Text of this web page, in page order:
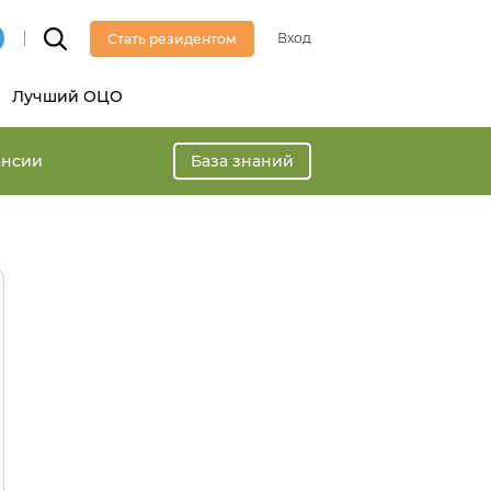
Стать резидентом Вход
Лучший ОЦО
База знаний